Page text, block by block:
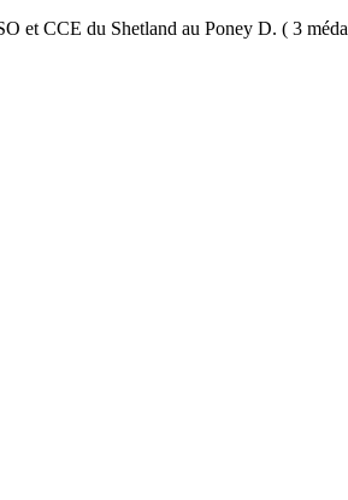
et CCE du Shetland au Poney D. ( 3